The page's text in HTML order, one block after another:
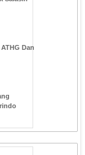
Dan